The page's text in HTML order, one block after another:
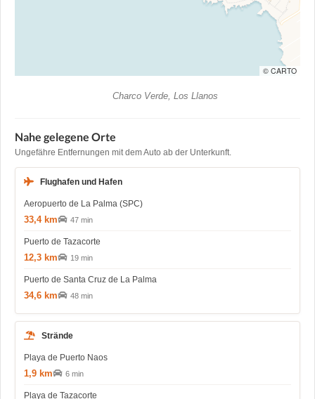
© CARTO
Charco Verde, Los Llanos
Nahe gelegene Orte
Ungefähre Entfernungen mit dem Auto ab der Unterkunft.
Flughafen und Hafen
Aeropuerto de La Palma (SPC)
33,4 km 47 min
Puerto de Tazacorte
12,3 km 19 min
Puerto de Santa Cruz de La Palma
34,6 km 48 min
Strände
Playa de Puerto Naos
1,9 km 6 min
Playa de Tazacorte